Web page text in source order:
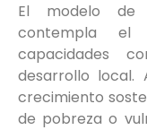
El modelo de
contempla
capacidades
desarrollo local.
crecimiento
de pobreza o